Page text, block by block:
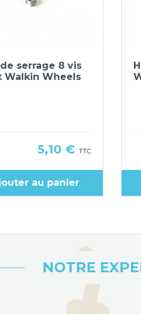
Aperçu rapide
serrage 8 vis
Walkin Wheels
Prix
5,10 € TTC
au panier
NOTRE